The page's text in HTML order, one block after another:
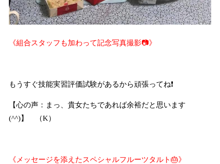
《組合スタッフも加わって記念写真撮影📷》
もうすぐ技能実習評価試験があるから頑張ってね❗
【心の声：まっ、貴女たちであれば余裕だと思います
(^^)】 （K）
《メッセージを添えたスペシャルフルーツタルト🎂》